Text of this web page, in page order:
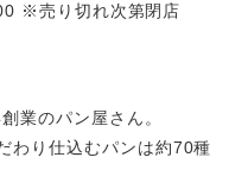
※売り切れ次第閉店
業のパン屋さん。
わり仕込むパンは約70種